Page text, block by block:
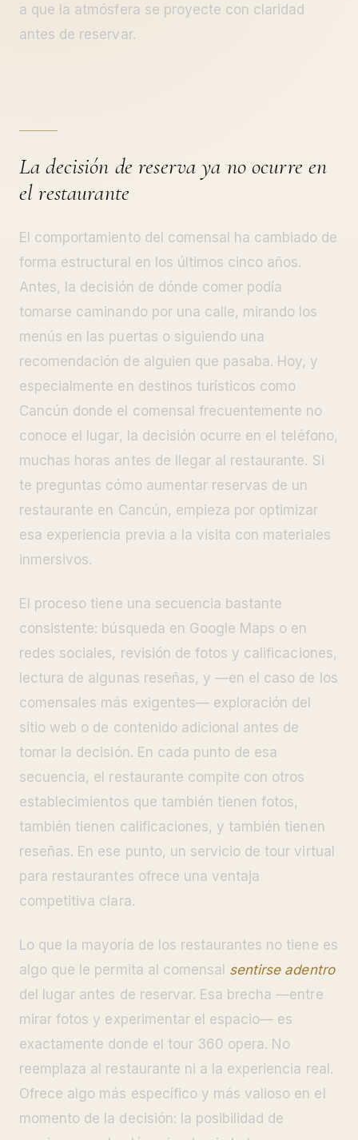
a que la atmósfera se proyecte con claridad
antes de reservar.
La decisión de reserva ya no ocurre en
el restaurante
El comportamiento del comensal ha cambiado de
forma estructural en los últimos cinco años.
Antes, la decisión de dónde comer podía
tomarse caminando por una calle, mirando los
menús en las puertas o siguiendo una
recomendación de alguien que pasaba. Hoy, y
especialmente en destinos turísticos como
Cancún donde el comensal frecuentemente no
conoce el lugar, la decisión ocurre en el teléfono,
muchas horas antes de llegar al restaurante. Si
te preguntas cómo aumentar reservas de un
restaurante en Cancún, empieza por optimizar
esa experiencia previa a la visita con materiales
inmersivos.
El proceso tiene una secuencia bastante
consistente: búsqueda en Google Maps o en
redes sociales, revisión de fotos y calificaciones,
lectura de algunas reseñas, y —en el caso de los
comensales más exigentes— exploración del
sitio web o de contenido adicional antes de
tomar la decisión. En cada punto de esa
secuencia, el restaurante compite con otros
establecimientos que también tienen fotos,
también tienen calificaciones, y también tienen
reseñas. En ese punto, un servicio de tour virtual
para restaurantes ofrece una ventaja
competitiva clara.
Lo que la mayoría de los restaurantes no tiene es
algo que le permita al comensal sentirse adentro
del lugar antes de reservar. Esa brecha —entre
mirar fotos y experimentar el espacio— es
exactamente donde el tour 360 opera. No
reemplaza al restaurante ni a la experiencia real.
Ofrece algo más específico y más valioso en el
momento de la decisión: la posibilidad de